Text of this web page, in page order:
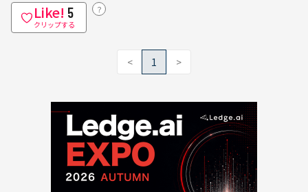
Like! 5
クリップする
？
< 1 >